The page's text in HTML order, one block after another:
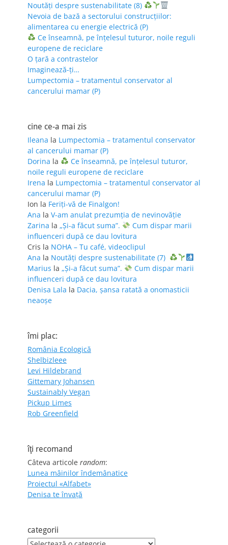
Noutăți despre sustenabilitate (8)
Nevoia de bază a sectorului construcțiilor:
alimentarea cu energie electrică (P)
Ce înseamnă, pe înțelesul tuturor, noile reguli
europene de reciclare
O țară a contrastelor
Imaginează-ți…
Lumpectomia – tratamentul conservator al
cancerului mamar (P)
cine ce-a mai zis
Ileana la Lumpectomia – tratamentul conservator
al cancerului mamar (P)
Dorina la
Ce înseamnă, pe înțelesul tuturor,
noile reguli europene de reciclare
Irena la Lumpectomia – tratamentul conservator al
cancerului mamar (P)
Ion la Feriţi-vă de Finalgon!
Ana la V-am anulat prezumția de nevinovăție
Zarina la „Și-a făcut suma”.
Cum dispar marii
influenceri după ce dau lovitura
Cris la NOHA – Tu café, videoclipul
Ana la Noutăți despre sustenabilitate (7)
Marius la „Și-a făcut suma”.
Cum dispar marii
influenceri după ce dau lovitura
Denisa Lala la Dacia, șansa ratată a onomasticii
neaoșe
îmi plac:
România Ecologică
Shelbizleee
Levi Hildebrand
Gittemary Johansen
Sustainably Vegan
Pickup Limes
Rob Greenfield
îţi recomand
Câteva articole random:
Lunea mâinilor îndemânatice
Proiectul «Alfabet»
Denisa te învaţă
categorii
categorii